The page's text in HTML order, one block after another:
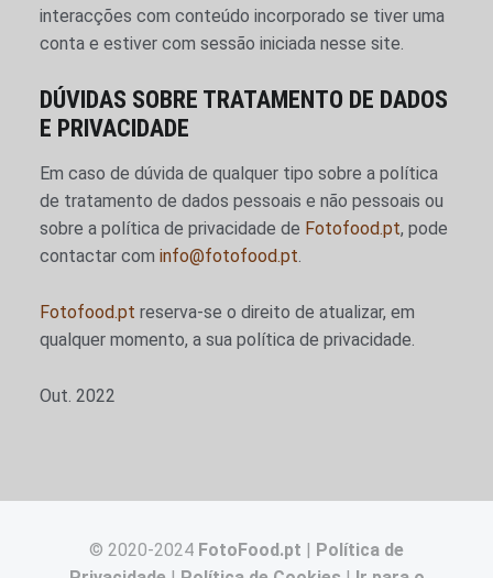
interacções com conteúdo incorporado se tiver uma
conta e estiver com sessão iniciada nesse site.
DÚVIDAS SOBRE TRATAMENTO DE DADOS
E PRIVACIDADE
Em caso de dúvida de qualquer tipo sobre a política
de tratamento de dados pessoais e não pessoais ou
sobre a política de privacidade de Fotofood.pt, pode
contactar com info@fotofood.pt
Fotofood.pt reserva-se o direito de atualizar, em
qualquer momento, a sua política de privacidade.
Out. 2022
© 2020-2024 FotoFood.pt
Política de